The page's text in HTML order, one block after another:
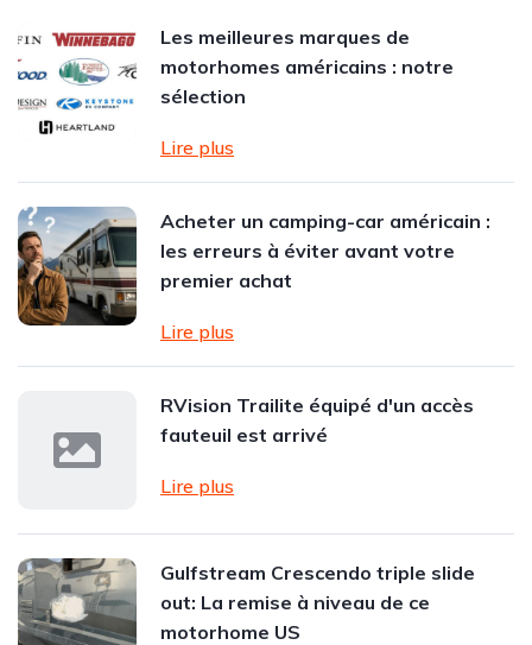
Les meilleures marques de
motorhomes américains : notre
sélection
Lire plus
Acheter un camping-car américain :
les erreurs à éviter avant votre
premier achat
Lire plus
RVision Trailite équipé d'un accès
fauteuil est arrivé
Lire plus
Gulfstream Crescendo triple slide
out: La remise à niveau de ce
motorhome US